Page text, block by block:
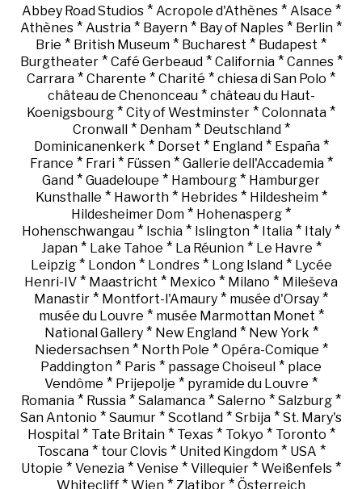
Abbey Road Studios* Acropole d'Athènes* Alsace *
Athènes * Austria * Bayern * Bay of Naples * Berlin *
Brie * British Museum * Bucharest * Budapest *
Burgtheater* Café Gerbeaud* California* Cannes*
Carrara * Charente * Charité * chiesa di San Polo *
château de Chenonceau* château du Haut-
Koenigsbourg * City of Westminster * Colonnata *
Cronwall* Denham* Deutschland*
Dominicanenkerk * Dorset * England* España*
France * Frari* Füssen* Gallerie dell'Accademia*
Gand * Guadeloupe * Hambourg * Hamburger
Kunsthalle * Haworth* Hebrides* Hildesheim*
Hildesheimer Dom * Hohenasperg *
Hohenschwangau * Ischia * Islington * Italia * Italy *
Japan* Lake Tahoe * La Réunion* Le Havre *
Leipzig* London* Londres* Long Island* Lycée
Henri-IV * Maastricht * Mexico * Milano * Mileševa
Manastir * Montfort-l'Amaury * musée d'Orsay *
musée du Louvre * musée Marmottan Monet *
National Gallery* New England* New York *
Niedersachsen* North Pole * Opéra-Comique *
Paddington * Paris * passage Choiseul * place
Vendôme * Prijepolje * pyramide du Louvre *
Romania * Russia * Salamanca * Salerno * Salzburg *
San Antonio * Saumur * Scotland * Srbija * St. Mary's
Hospital* Tate Britain* Texas* Tokyo * Toronto *
Toscana* tour Clovis* United Kingdom* USA *
Utopie * Venezia * Venise * Villequier * Weißenfels *
Whitecliff * Wien * Zlatibor * Österreich